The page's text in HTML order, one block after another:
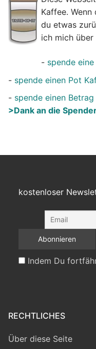
Kaffee.
du etwas
ich mich über
- spende
- spende einen Pot
- spende einen
>Dank an die
kostenloser
Indem Du
RECHTLICHES
Über diese Seite